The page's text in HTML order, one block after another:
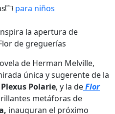
para niños
de Herman Melville,
única y sugerente de la
Plexus Polarie, y la deFlor
metáforas de
inauguran el próximo